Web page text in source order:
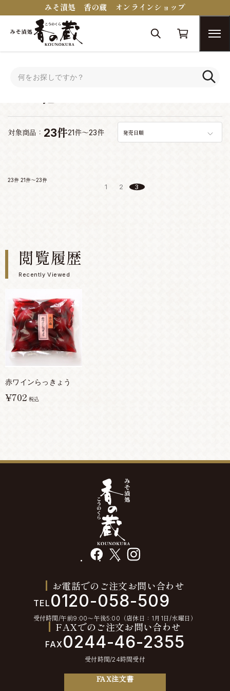
みそ漬処 香の蔵 オンラインショップ
対象商品： 23件21件～23件 発売日順
23件 21件～23件
1 2 3
閲覧履歴
Recently Viewed
赤ワインらっきょう
¥702 税込
facebook instagram
お電話でのご注文お問い合わせ
TEL 0120-058-509
受付時間/午前9:00〜午後5:00（店休日：1月1日/水曜日）
FAXでのご注文お問い合わせ
FAX0244-46-2355
受付時間/24時間受付
FAX注文書